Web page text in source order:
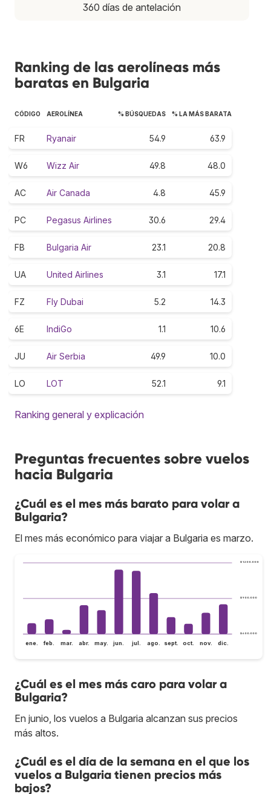
360 días de antelación
Ranking de las aerolíneas más
baratas en Bulgaria
CÓDIGO AEROLÍNEA % BÚSQUEDAS % LA MÁS BARATA
FR Ryanair 54.9 63.9
W6 Wizz Air 49.8 48.0
AC Air Canada 4.8 45.9
PC Pegasus Airlines 30.6 29.4
FB Bulgaria Air 23.1 20.8
UA United Airlines 3.1 17.1
FZ Fly Dubai 5.2 14.3
6E IndiGo 1.1 10.6
JU Air Serbia 49.9 10.0
LO LOT 52.1 9.1
Ranking general y explicación
Preguntas frecuentes sobre vuelos
hacia Bulgaria
¿Cuál es el mes más barato para volar a
Bulgaria?
El mes más económico para viajar a Bulgaria es marzo.
$ 600.000
$ 900.000
$ 1.200.000
ene. feb. mar. abr. may. jun. jul. ago. sept. oct. nov. dic.
¿Cuál es el mes más caro para volar a
Bulgaria?
En junio, los vuelos a Bulgaria alcanzan sus precios
más altos.
¿Cuál es el día de la semana en el que los
vuelos a Bulgaria tienen precios más
bajos?